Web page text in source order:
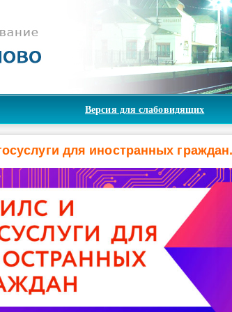
Версия для слабовидящих
для иностранных